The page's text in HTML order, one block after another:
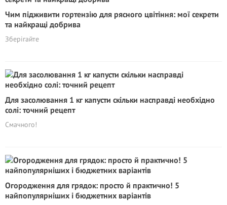
Чим підживити гортензію для рясного цвітіння: мої секрети
та найкращі добрива
Зберігайте
Для засолювання 1 кг капусти скільки насправді необхідно
солі: точний рецепт
Смачного!
Огородження для грядок: просто й практично! 5
найпопулярніших і бюджетних варіантів